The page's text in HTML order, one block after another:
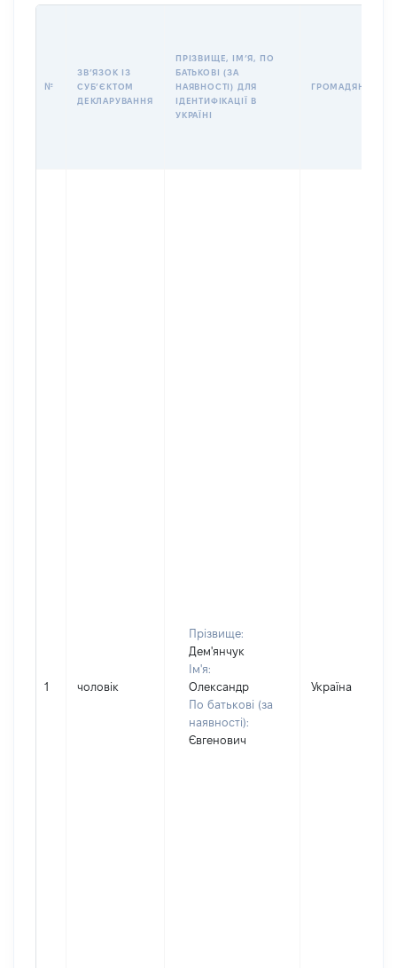
№
ЗВʼЯЗОК ІЗ
СУБʼЄКТОМ
ДЕКЛАРУВАННЯ
ПРІЗВИЩЕ, ІМʼЯ, ПО
БАТЬКОВІ (ЗА
НАЯВНОСТІ) ДЛЯ
ІДЕНТИФІКАЦІЇ В
УКРАЇНІ
ГРОМАДЯНСТВО
1 чоловік
Прізвище:
Дем'янчук
Ім'я:
Олександр
По батькові (за
наявності):
Євгенович
Україна